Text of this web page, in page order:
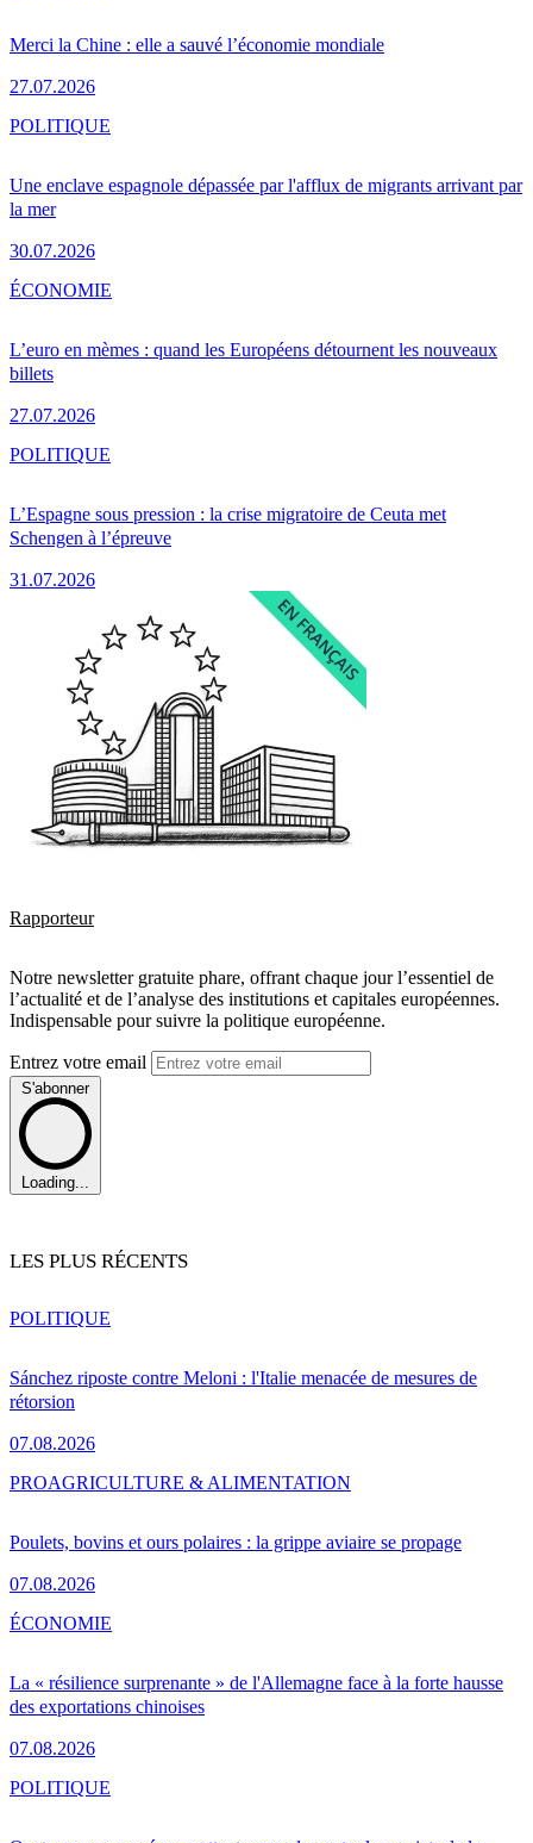
Merci la Chine : elle a sauvé l’économie mondiale
27.07.2026
Une enclave espagnole dépassée par l'afflux de migrants arrivant par
la mer
30.07.2026
POLITIQUE
L’euro en mèmes : quand les Européens détournent les nouveaux
billets
27.07.2026
ÉCONOMIE
L’Espagne sous pression : la crise migratoire de Ceuta met
Schengen à l’épreuve
31.07.2026
POLITIQUE
Rapporteur
Notre newsletter gratuite phare, offrant chaque jour l’essentiel de
l’actualité et de l’analyse des institutions et capitales européennes.
Indispensable pour suivre la politique européenne.
Entrez votre email
S'abonner
Loading...
LES PLUS RÉCENTS
Sánchez riposte contre Meloni : l'Italie menacée de mesures de
rétorsion
07.08.2026
POLITIQUE
Poulets, bovins et ours polaires : la grippe aviaire se propage
07.08.2026
PROAGRICULTURE & ALIMENTATION
La « résilience surprenante » de l'Allemagne face à la forte hausse
des exportations chinoises
07.08.2026
ÉCONOMIE
POLITIQUE